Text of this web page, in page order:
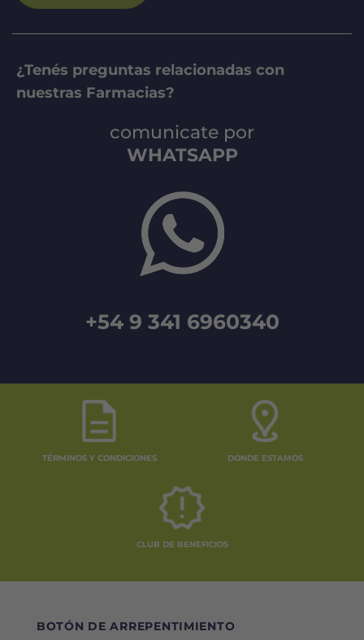
¿Tenés preguntas relacionadas con
nuestras Farmacias?
comunicate por
WHATSAPP
+54 9 341 6960340
TÉRMINOS Y CONDICIONES DÓNDE ESTAMOS
CLUB DE BENEFICIOS
BOTÓN DE ARREPENTIMIENTO